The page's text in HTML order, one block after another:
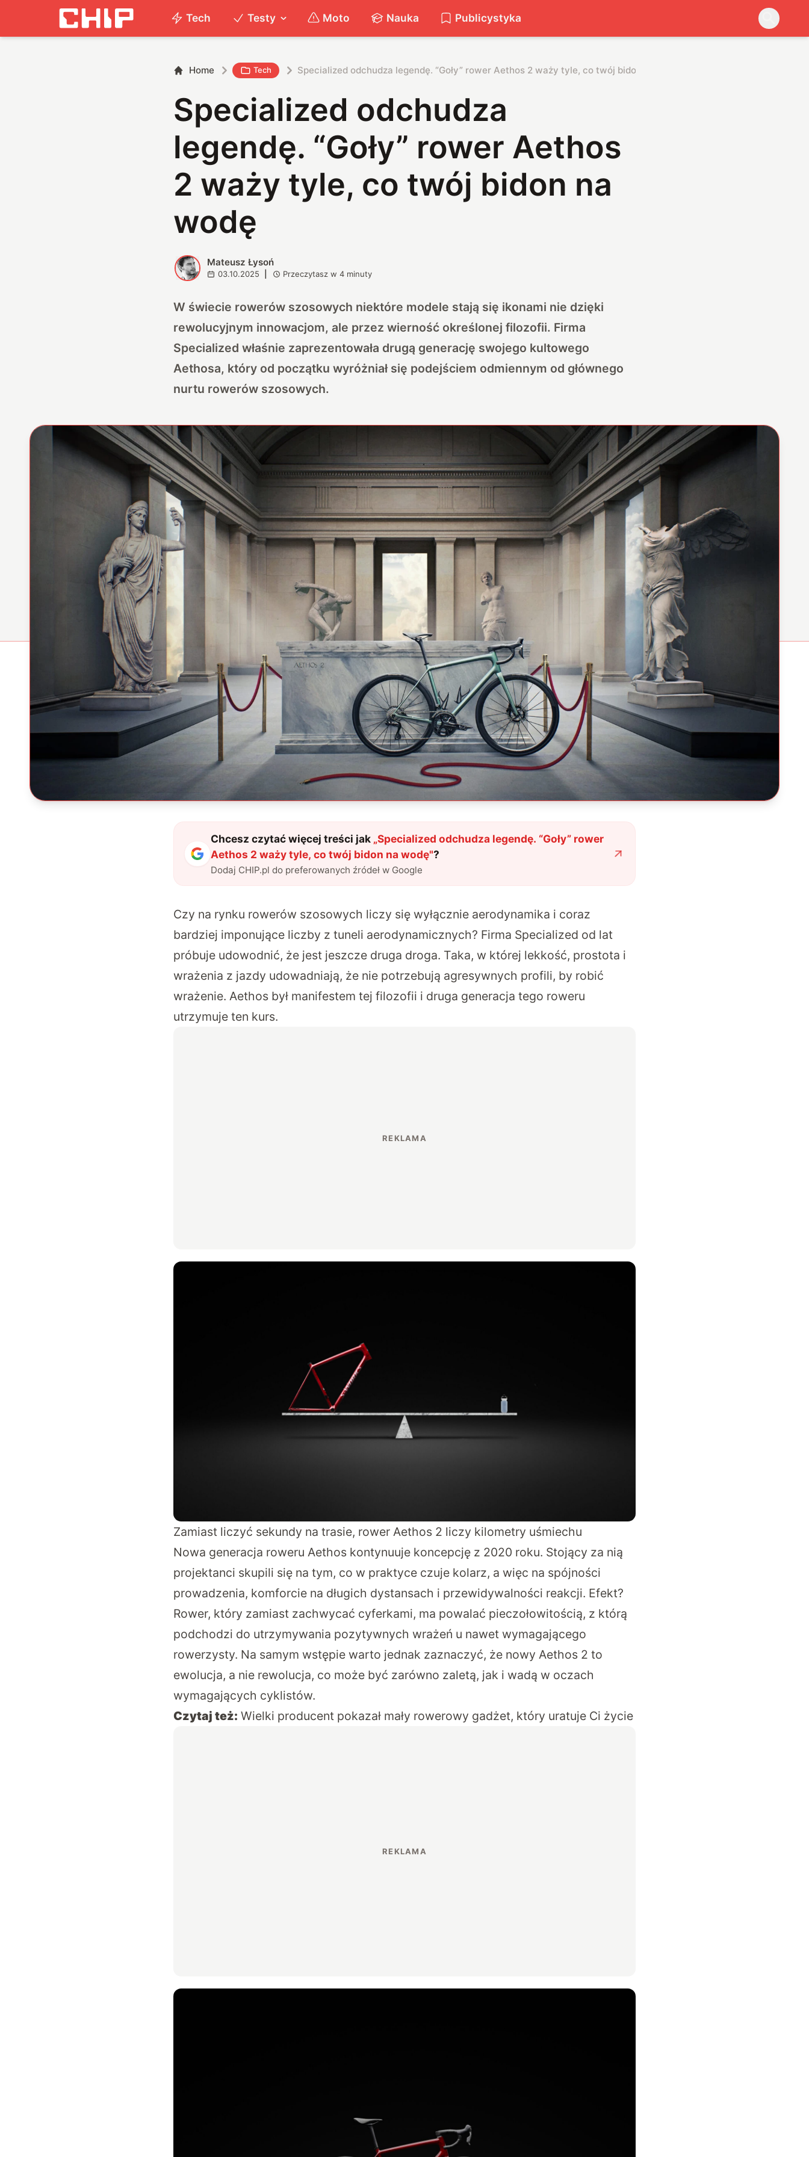
Tech Testy Moto Nauka Publicystyka
Home Tech Specialized odchudza legendę. “Goły” rower Aethos 2 waży tyle, co twój bidon na wodę
Specialized odchudza
legendę. “Goły” rower Aethos
2 waży tyle, co twój bidon na
wodę
M Mateusz Łysoń
03.10.2025 Przeczytasz w4 minuty
W świecie rowerów szosowych niektóre modele stają się ikonami nie dzięki
rewolucyjnym innowacjom, ale przez wierność określonej filozofii. Firma
Specialized właśnie zaprezentowała drugą generację swojego kultowego
Aethosa, który od początku wyróżniał się podejściem odmiennym od głównego
nurtu rowerów szosowych.
Chcesz czytać więcej treści jak „Specialized odchudza legendę. “Goły” rower
Aethos 2 waży tyle, co twój bidon na wodę"?
Dodaj CHIP.pl do preferowanych źródeł w Google
Czy na rynku rowerów szosowych liczy się wyłącznie aerodynamika i coraz
bardziej imponujące liczby z tuneli aerodynamicznych? Firma Specialized od lat
próbuje udowodnić, że jest jeszcze druga droga. Taka, w której lekkość, prostota i
wrażenia z jazdy udowadniają, że nie potrzebują agresywnych profili, by robić
wrażenie. Aethos był manifestem tej filozofii i druga generacja tego roweru
utrzymuje ten kurs.
Zamiast liczyć sekundy na trasie, rower Aethos 2 liczy kilometry uśmiechu
Nowa generacja roweru Aethos kontynuuje koncepcję z 2020 roku. Stojący za nią
projektanci skupili się na tym, co w praktyce czuje kolarz, a więc na spójności
prowadzenia, komforcie na długich dystansach i przewidywalności reakcji. Efekt?
Rower, który zamiast zachwycać cyferkami, ma powalać pieczołowitością, z którą
podchodzi do utrzymywania pozytywnych wrażeń u nawet wymagającego
rowerzysty. Na samym wstępie warto jednak zaznaczyć, że nowy Aethos 2 to
ewolucja, a nie rewolucja, co może być zarówno zaletą, jak i wadą w oczach
wymagających cyklistów.
Czytaj też: Wielki producent pokazał mały rowerowy gadżet, który uratuje Ci życie